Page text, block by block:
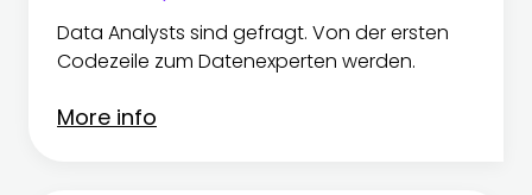
Data Analysts sind gefragt. Von der ersten
Codezeile zum Datenexperten werden.
More info